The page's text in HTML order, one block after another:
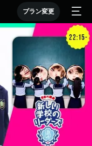
プラン変更